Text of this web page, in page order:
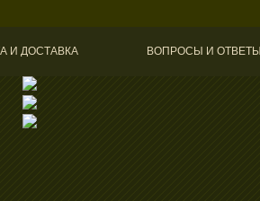
И ДОСТАВКА ВОПРОСЫ И ОТВЕТЫ